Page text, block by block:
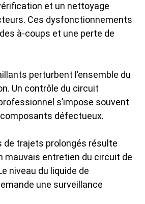
et un nettoyage
Ces dysfonctionnements
à-coups et une perte de
perturbent l’ensemble du
Un contrôle du circuit
s’impose souvent
défectueux.
de trajets prolongés résulte
mauvais entretien du circuit de
niveau du liquide de
une surveillance